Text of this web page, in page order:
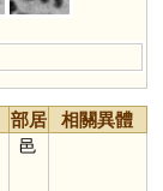
部居
相關異體
邑